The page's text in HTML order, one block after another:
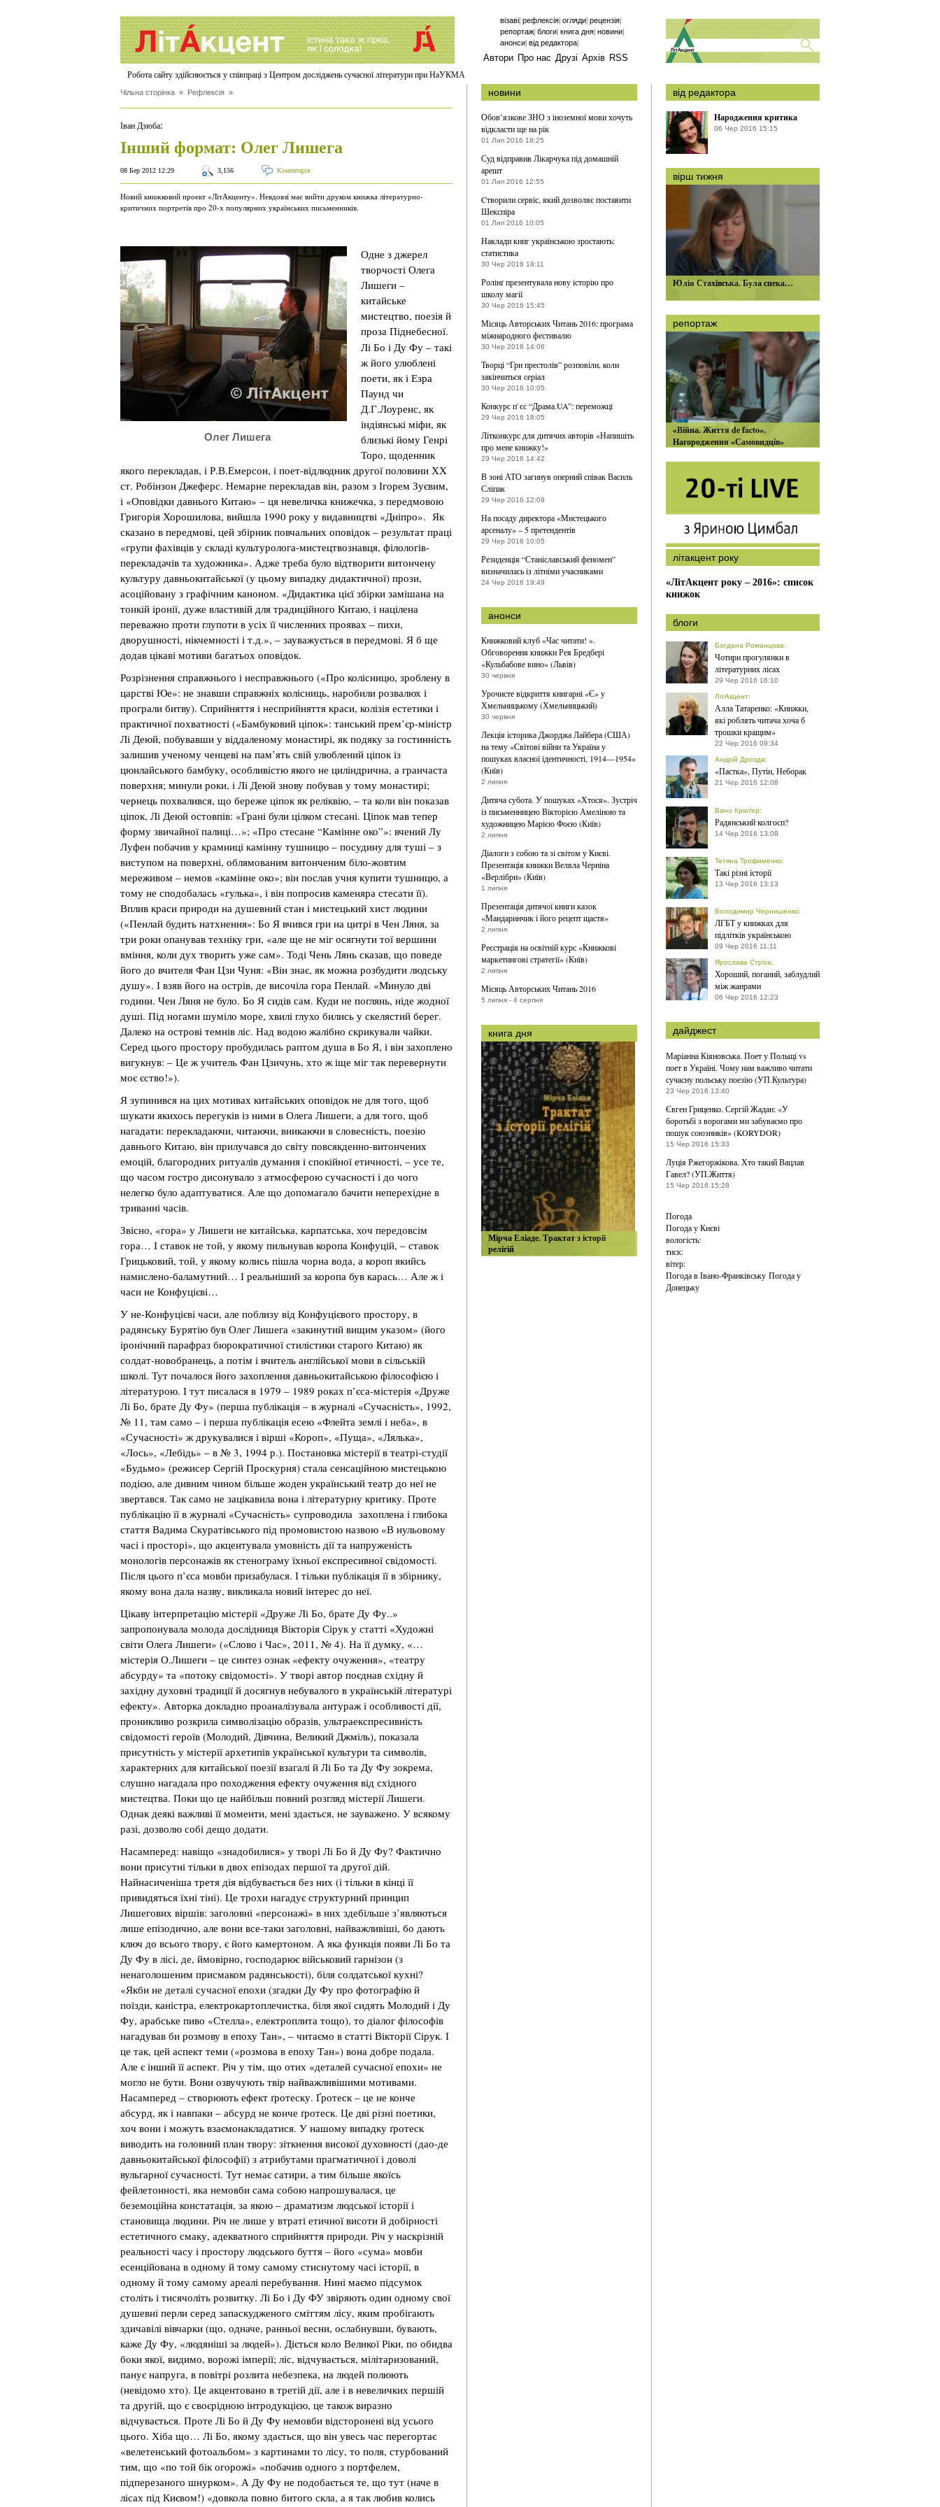
візаві| рефлексія| огляди| рецензія|
репортаж| блоги| книга дня| новини|
анонси| від редактора|
Автори Про нас Друзі Архів RSS
Робота сайту здійснюється у співпраці з Центром досліджень сучасної літератури при НаУКМА
Чільна сторінка » Рефлексія »
Іван Дзюба:
Інший формат: Олег Лишега
08 Бер 2012 12:29 3,156 Коментарів
Новий книжковий проект «ЛітАкценту». Невдовзі має вийти друком книжка літературно-
критичних портретів про 20-х популярних українських письменників.
Олег Лишега
Одне з джерел
творчості Олега
Лишеги –
китайське
мистецтво, поезія й
проза Піднебесної.
Лі Бо і Ду Фу – такі
ж його улюблені
поети, як і Езра
Паунд чи
Д.Г.Лоуренс, як
індіянські міфи, як
близькі йому Генрі
Торо, щоденник
якого перекладав, і Р.В.Емерсон, і поет-відлюдник другої половини ХХ
ст. Робінзон Джеферс. Немарне перекладав він, разом з Ігорем Зуєвим,
і «Оповідки давнього Китаю» – ця невеличка книжечка, з передмовою
Григорія Хорошилова, вийшла 1990 року у видавництві «Дніпро». Як
сказано в передмові, цей збірник повчальних оповідок – результат праці
«групи фахівців у складі культуролога-мистецтвознавця, філологів-
перекладачів та художника». Адже треба було відтворити витончену
культуру давньокитайської (у цьому випадку дидактичної) прози,
асоційовану з графічним каноном. «Дидактика цієї збірки замішана на
тонкій іронії, дуже властивій для традиційного Китаю, і націлена
переважно проти глупоти в усіх її численних проявах – пихи,
дворушності, нікчемності і т.д.», – зауважується в передмові. Я б ще
додав цікаві мотиви багатьох оповідок.
Розрізнення справжнього і несправжнього («Про колісницю, зроблену в
царстві Юе»: не знавши справжніх колісниць, наробили розвалюх і
програли битву). Сприйняття і несприйняття краси, колізія естетики і
практичної похватності («Бамбуковий ціпок»: танський прем’єр-міністр
Лі Деюй, побувавши у віддаленому монастирі, як подяку за гостинність
залишив ученому ченцеві на пам’ять свій улюблений ціпок із
цюнлайського бамбуку, особливістю якого не циліндрична, а гранчаста
поверхня; минули роки, і Лі Деюй знову побував у тому монастирі;
чернець похвалився, що береже ціпок як реліквію, – та коли він показав
ціпок, Лі Деюй остовпів: «Грані були цілком стесані. Ціпок мав тепер
форму звичайної палиці…»; «Про стесане “Камінне око”»: вчений Лу
Луфен побачив у крамниці камінну тушницю – посудину для туші – з
виступом на поверхні, облямованим витонченим біло-жовтим
мереживом – немов «камінне око»; він послав учня купити тушницю, а
тому не сподобалась «гулька», і він попросив каменяра стесати її).
Вплив краси природи на душевний стан і мистецький хист людини
(«Пенлай будить натхнення»: Бо Я вчився гри на цитрі в Чен Ляня, за
три роки опанував техніку гри, «але ще не міг осягнути тої вершини
вміння, коли дух творить уже сам». Тоді Чень Лянь сказав, що поведе
його до вчителя Фан Цзи Чуня: «Він знає, як можна розбудити людську
душу». І взяв його на острів, де височіла гора Пенлай. «Минуло дві
години. Чен Ляня не було. Бо Я сидів сам. Куди не поглянь, ніде жодної
душі. Під ногами шуміло море, хвилі глухо бились у скелястий берег.
Далеко на острові темнів ліс. Над водою жалібно скрикували чайки.
Серед цього простору пробудилась раптом душа в Бо Я, і він захоплено
вигукнув: – Це ж учитель Фан Цзичунь, хто ж іще міг так перевернути
моє єство!»).
Я зупинився на цих мотивах китайських оповідок не для того, щоб
шукати якихось перегуків із ними в Олега Лишеги, а для того, щоб
нагадати: перекладаючи, читаючи, вникаючи в словесність, поезію
давнього Китаю, він прилучався до світу повсякденно-витончених
емоцій, благородних ритуалів думання і спокійної етичності, – усе те,
що часом гостро дисонувало з атмосферою сучасності і до чого
нелегко було адаптуватися. Але що допомагало бачити неперехідне в
триванні часів.
Звісно, «гора» у Лишеги не китайська, карпатська, хоч передовсім
гора… І ставок не той, у якому пильнував коропа Конфуцій, – ставок
Грицьковий, той, у якому колись пішла чорна вода, а короп якийсь
намислено-баламутний… І реальніший за коропа був карась… Але ж і
часи не Конфуцієві…
У не-Конфуцієві часи, але поблизу від Конфуцієвого простору, в
радянську Бурятію був Олег Лишега «закинутий вищим указом» (його
іронічний парафраз бюрократичної стилістики старого Китаю) як
солдат-новобранець, а потім і вчитель англійської мови в сільській
школі. Тут почалося його захоплення давньокитайською філософією і
літературою. І тут писалася в 1979 – 1989 роках п’єса-містерія «Друже
Лі Бо, брате Ду Фу» (перша публікація – в журналі «Сучасність», 1992,
№ 11, там само – і перша публікація есею «Флейта землі і неба», в
«Сучасності» ж друкувалися і вірші «Короп», «Пуща», «Лялька»,
«Лось», «Лебідь» – в № 3, 1994 р.). Постановка містерії в театрі-студії
«Будьмо» (режисер Сергій Проскурня) стала сенсаційною мистецькою
подією, але дивним чином більше жоден український театр до неї не
звертався. Так само не зацікавила вона і літературну критику. Проте
публікацію її в журналі «Сучасність» супроводила захоплена і глибока
стаття Вадима Скуратівського під промовистою назвою «В нульовому
часі і просторі», що акцентувала умовність дії та напруженість
монологів персонажів як стенограму їхньої експресивної свідомості.
Після цього п’єса мовби призабулася. І тільки публікація її в збірнику,
якому вона дала назву, викликала новий інтерес до неї.
Цікаву інтерпретацію містерії «Друже Лі Бо, брате Ду Фу..»
запропонувала молода дослідниця Вікторія Сірук у статті «Художні
світи Олега Лишеги» («Слово і Час», 2011, № 4). На її думку, «…
містерія О.Лишеги – це синтез ознак «ефекту очуження», «театру
абсурду» та «потоку свідомості». У творі автор поєднав східну й
західну духовні традиції й досягнув небувалого в українській літературі
ефекту». Авторка докладно проаналізувала антураж і особливості дії,
проникливо розкрила символізацію образів, ультраекспресивність
свідомості героїв (Молодий, Дівчина, Великий Джміль), показала
присутність у містерії архетипів української культури та символів,
характерних для китайської поезії взагалі й Лі Бо та Ду Фу зокрема,
слушно нагадала про походження ефекту очуження від східного
мистецтва. Поки що це найбільш повний розгляд містерії Лишеги.
Однак деякі важливі її моменти, мені здається, не зауважено. У всякому
разі, дозволю собі дещо додати.
Насамперед: навіщо «знадобилися» у творі Лі Бо й Ду Фу? Фактично
вони присутні тільки в двох епізодах першої та другої дій.
Найнасиченіша третя дія відбувається без них (і тільки в кінці її
привидяться їхні тіні). Це трохи нагадує структурний принцип
Лишегових віршів: заголовні «персонажі» в них здебільше з’являються
лише епізодично, але вони все-таки заголовні, найважливіші, бо дають
ключ до всього твору, є його камертоном. А яка функція появи Лі Бо та
Ду Фу в лісі, де, ймовірно, господарює військовий гарнізон (з
ненаголошеним присмаком радянськості), біля солдатської кухні?
«Якби не деталі сучасної епохи (згадки Ду Фу про фотографію й
поїзди, каністра, електрокартоплечистка, біля якої сидять Молодий і Ду
Фу, арабське пиво «Стелла», електроплита тощо), то діалог філософів
нагадував би розмову в епоху Тан», – читаємо в статті Вікторії Сірук. І
це так, цей аспект теми («розмова в епоху Тан») вона добре подала.
Але є інший її аспект. Річ у тім, що отих «деталей сучасної епохи» не
могло не бути. Вони озвучують твір найважливішими мотивами.
Насамперед – створюють ефект ґротеску. Ґротеск – це не конче
абсурд, як і навпаки – абсурд не конче ґротеск. Це дві різні поетики,
хоч вони і можуть взаємонакладатися. У нашому випадку ґротеск
виводить на головний план твору: зіткнення високої духовності (дао-де
давньокитайської філософії) з атрибутами прагматичної і доволі
вульгарної сучасності. Тут немає сатири, а тим більше якоїсь
фейлетонності, яка немовби сама собою напрошувалася, це
беземоційна констатація, за якою – драматизм людської історії і
становища людини. Річ не лише у втраті етичної висоти й добірності
естетичного смаку, адекватного сприйняття природи. Річ у наскрізній
реальності часу і простору людського буття – його «сума» мовби
есенційована в одному й тому самому стиснутому часі історії, в
одному й тому самому ареалі перебування. Нині маємо підсумок
століть і тисячоліть розвитку. Лі Бо і Ду ФУ звіряють один одному свої
душевні перли серед запаскудженого сміттям лісу, яким пробігають
здичавілі вівчарки (що, одначе, ранньої весни, ослабнувши, бувають,
каже Ду Фу, «людяніші за людей»). Діється коло Великої Ріки, по обидва
боки якої, видимо, ворожі імперії; ліс, відчувається, мілітаризований,
панує напруга, в повітрі розлита небезпека, на людей полюють
(невідомо хто). Це акцентовано в третій дії, але і в невеличких першій
та другій, що є своєрідною інтродукцією, це також виразно
відчувається. Проте Лі Бо й Ду Фу немовби відсторонені від усього
цього. Хіба що… Лі Бо, якому здається, що він увесь час перегортає
«велетенський фотоальбом» з картинами то лісу, то поля, стурбований
тим, що «по той бік огорожі» «побачив одного з портфелем,
підперезаного шнурком». А Ду Фу не подобається те, що тут (наче в
лісах під Києвом!) «довкола повно битого скла, а я так любив колись
новини
Обов’язкове ЗНО з іноземної мови хочуть
відкласти ще на рік
01 Лип 2016 18:25
Суд відправив Лікарчука під домашній
арешт
01 Лип 2016 12:55
Cтворили сервіс, який дозволяє поставити
Шекспіра
01 Лип 2016 10:05
Наклади книг українською зростають:
статистика
30 Чер 2016 18:11
Ролінґ презентувала нову історію про
школу магії
30 Чер 2016 15:45
Місяць Авторських Читань 2016: програма
міжнародного фестивалю
30 Чер 2016 14:06
Творці “Гри престолів” розповіли, коли
закінчиться серіал
30 Чер 2016 10:05
Конкурс п`єс “Драма.UA”: переможці
29 Чер 2016 18:05
Літконкурс для дитячих авторів «Напишіть
про мене книжку!»
29 Чер 2016 14:42
В зоні АТО загинув оперний співак Василь
Сліпак
29 Чер 2016 12:09
На посаду директора «Мистецького
арсеналу» – 5 претендентів
29 Чер 2016 10:05
Резиденція “Станіславський феномен”
визначилась із літніми учасниками
24 Чер 2016 19:49
анонси
Книжковий клуб «Час читати! ».
Обговорення книжки Рея Бредбері
«Кульбабове вино» (Львів)
30 червня
Урочисте відкриття книгарні «Є» у
Хмельницькому (Хмельницький)
30 червня
Лекція історика Джорджа Лайбера (США)
на тему «Світові війни та Україна у
пошуках власної ідентичності, 1914—1954»
(Київ)
2 липня
Дитяча субота. У пошуках «Хтося». Зустріч
із письменницею Вікторією Амеліною та
художницею Марією Фоєю (Київ)
2 липня
Діалоги з собою та зі світом у Києві.
Презентація книжки Велвла Черніна
«Верлібри» (Київ)
1 липня
Презентація дитячої книги казок
«Мандаринчик і його рецепт щастя»
2 липня
Реєстрація на освітній курс «Книжкові
маркетингові стратегії» (Київ)
2 липня
Місяць Авторських Читань 2016
5 липня - 4 серпня
книга дня
Мірча Еліаде. Трактат з історії
релігій
від редактора
Народження критика
06 Чер 2016 15:15
вірш тижня
Юлія Стахівська. Була спека…
репортаж
«Війна. Життя de facto».
Нагородження «Самовидців»
літакцент року
«ЛітАкцент року – 2016»: список
книжок
блоги
Богдана Романцова:
Чотири прогулянки в
літературних лісах
29 Чер 2016 16:10
ЛітАкцент:
Алла Татаренко: «Книжки,
які роблять читача хоча б
трошки кращим»
22 Чер 2016 09:34
Андрій Дрозда:
«Пастка», Путін, Неборак
21 Чер 2016 12:08
Вано Крюґер:
Радянський колгосп?
14 Чер 2016 13:08
Тетяна Трофименко:
Такі різні історії
13 Чер 2016 13:13
Володимир Чернишенко:
ЛГБТ у книжках для
підлітків українською
09 Чер 2016 11:11
Ярослава Стріха:
Хороший, поганий, заблудлий
між жанрами
06 Чер 2016 12:23
дайджест
Маріанна Кіяновська. Поет у Польщі vs
поет в Україні. Чому нам важливо читати
сучасну польську поезію (УП.Культура)
23 Чер 2016 13:40
Євген Гриценко. Сергій Жадан: «У
боротьбі з ворогами ми забуваємо про
пошук союзників» (KORYDOR)
15 Чер 2016 15:33
Луція Ржегоржікова. Хто такий Вацлав
Гавел? (УП.Життя)
15 Чер 2016 15:28
Погода
Погода уКиєві
вологість:
тиск:
вітер:
Погода в Івано-Франківську Погода у
Донецьку